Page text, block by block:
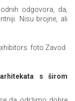
odgovora, da,
Nisu brojne, ali
s širom